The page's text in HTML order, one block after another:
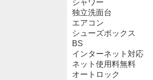
シャワー
独立洗面台
エアコン
シューズボックス
BS
インターネット対応
ネット使用料無料
オートロック